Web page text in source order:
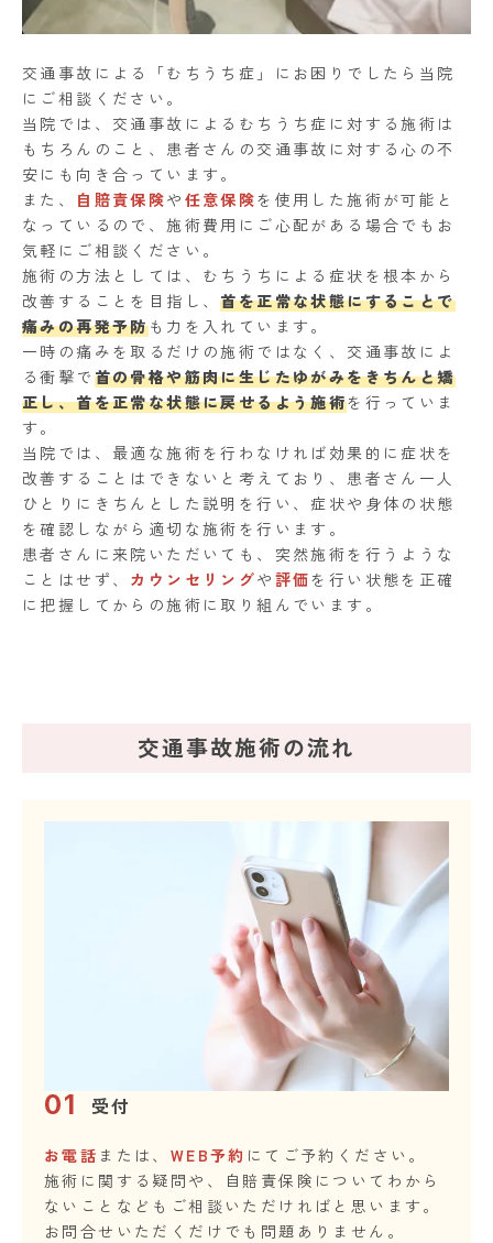
交通事故による「むちうち症」にお困りでしたら当院
にご相談ください。
当院では、交通事故によるむちうち症に対する施術は
もちろんのこと、患者さんの交通事故に対する心の不
安にも向き合っています。
また、 自賠責保険や 任意保険を使用した施術が可能と
なっているので、施術費用にご心配がある場合でもお
気軽にご相談ください。
施術の方法としては、むちうちによる症状を根本から
改善することを目指し、首を正常な状態にすることで
痛みの再発予防も力を入れています。
一時の痛みを取るだけの施術ではなく、交通事故によ
る衝撃で 首の骨格や筋肉に生じたゆがみをきちんと矯
正し、首を正常な状態に戻せるよう施術を行っていま
す。
当院では、最適な施術を行わなければ効果的に症状を
改善することはできないと考えており、患者さん一人
ひとりにきちんとした説明を行い、症状や身体の状態
を確認しながら適切な施術を行います。
患者さんに来院いただいても、突然施術を行うような
ことはせず、 カウンセリングや 評価を行い状態を正確
に把握してからの施術に取り組んでいます。
交通事故施術の流れ
01 受付
お電話 または、 WEB予約 にてご予約ください。
施術に関する疑問や、自賠責保険についてわから
ないことなどもご相談いただければと思います。
お問合せいただくだけでも問題ありません。